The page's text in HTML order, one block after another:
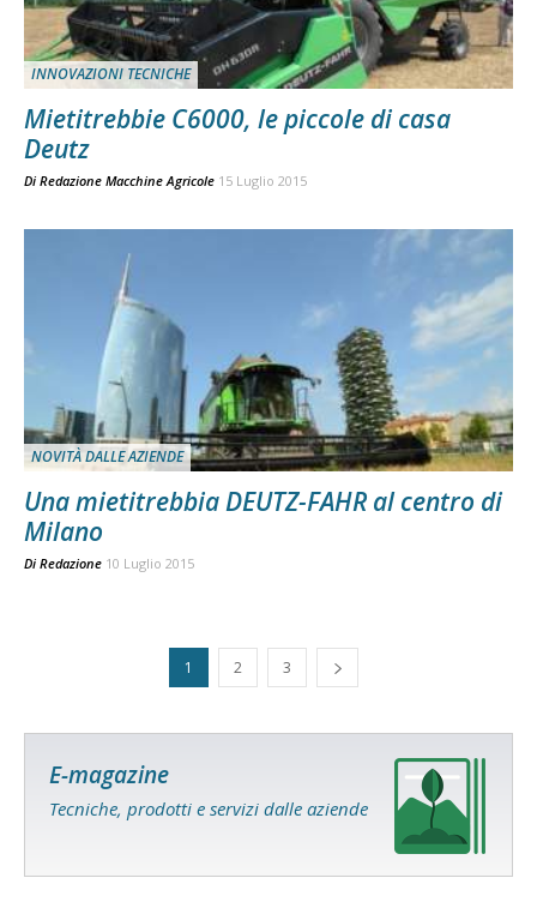
INNOVAZIONI TECNICHE
Mietitrebbie C6000, le piccole di casa
Deutz
Di Redazione Macchine Agricole 15 Luglio 2015
NOVITÀ DALLE AZIENDE
Una mietitrebbia DEUTZ-FAHR al centro di
Milano
Di Redazione 10 Luglio 2015
1 2 3
E-magazine
Tecniche, prodotti e servizi dalle aziende